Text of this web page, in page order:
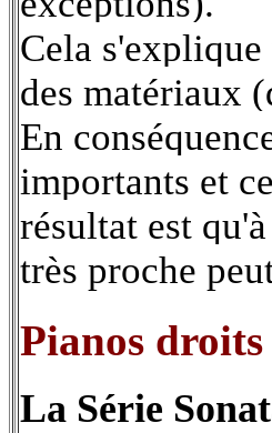
Cela
des matériaux
En
importants et
résultat est
très proche
Pianos
La Série